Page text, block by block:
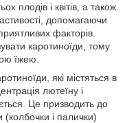
плодів і квітів, а також
допомагаючи
факторів.
каротиноїди, тому
їжею.
які містяться в
лютеїну і
Це призводить до
і палички)